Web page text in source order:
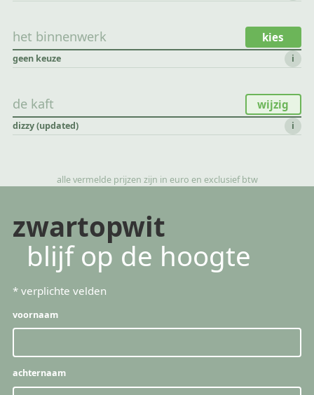
het binnenwerk kies
geen keuze i
de kaft wijzig
dizzy (updated) i
alle vermelde prijzen zijn in euro en exclusief btw
zwartopwit
blijf op de hoogte
* verplichte velden
voornaam
achternaam